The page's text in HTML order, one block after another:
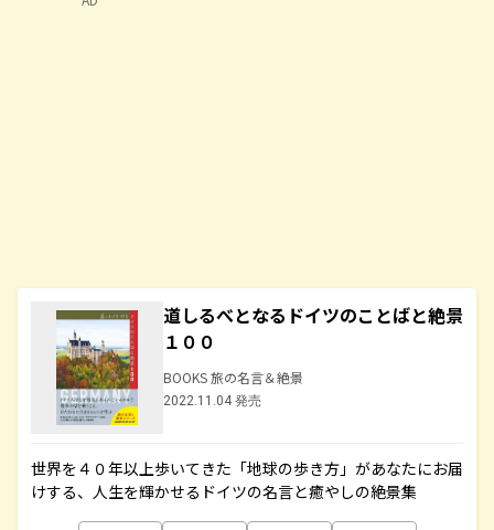
道しるべとなるドイツのことばと絶景
１００
BOOKS 旅の名言＆絶景
2022.11.04 発売
世界を４０年以上歩いてきた「地球の歩き方」があなたにお届
けする、人生を輝かせるドイツの名言と癒やしの絶景集